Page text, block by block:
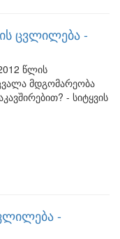
ცვლილება -
წლის
მდგომარეობა
- სიტყვის
-